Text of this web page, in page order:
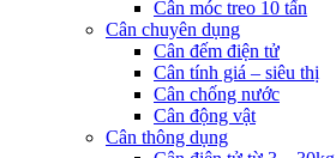
Cân móc treo 10 tấn
Cân chuyên dụng
Cân đếm điện tử
Cân tính giá – siêu thị
Cân chống nước
Cân động vật
Cân thông dụng